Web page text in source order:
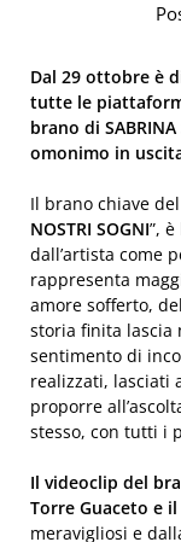
Dal 29 ottobre è
tutte le
brano di
omonimo in
Il brano chiave
NOSTRI SOGNI”,
dall’artista come
rappresenta
amore sofferto,
storia finita lascia
sentimento di
realizzati, lasciati
proporre
stesso, con tutti i
Il videoclip del
Torre Guaceto e
meravigliosi e